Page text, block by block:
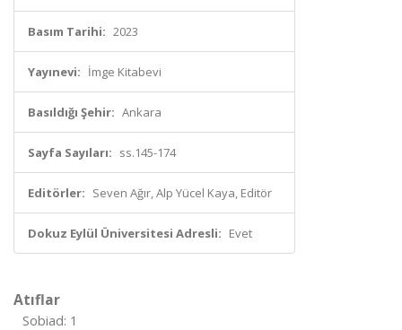
Basım Tarihi: 2023
Yayınevi: İmge Kitabevi
Basıldığı Şehir: Ankara
Sayfa Sayıları: ss.145-174
Editörler: Seven Ağır, Alp Yücel Kaya, Editör
Dokuz Eylül Üniversitesi Adresli: Evet
Atıflar
Sobiad: 1